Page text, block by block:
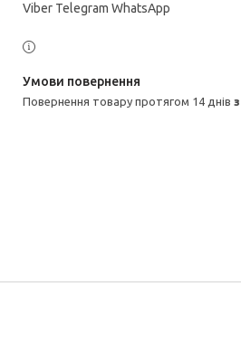
Viber Telegram WhatsApp
повернення товару протягом 14 днів